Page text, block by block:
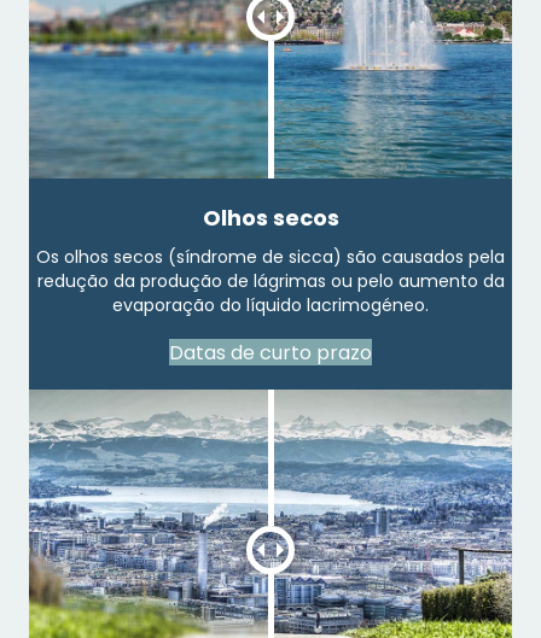
Olhos secos
Os olhos secos (síndrome de sicca) são causados pela
redução da produção de lágrimas ou pelo aumento da
evaporação do líquido lacrimogéneo.
Datas de curto prazo